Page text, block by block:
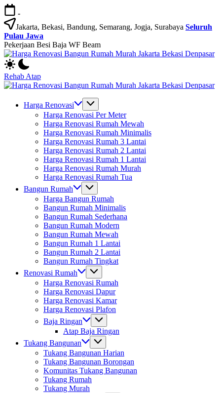
Skip
to
content
-
Jakarta, Bekasi, Bandung, Semarang, Jogja, Surabaya Seluruh
Pulau Jawa
Pekerjaan Besi Baja WF Beam
Jasa
Bangun
Rumah
dan
Rumah
Rehab Atap
Bangun
Rumah
Harga Renovasi
Harga Renovasi Per Meter
Harga Renovasi Rumah Mewah
Harga Renovasi Rumah Minimalis
Harga Renovasi Rumah 3 Lantai
Harga Renovasi Rumah 2 Lantai
Harga Renovasi Rumah 1 Lantai
Harga Renovasi Rumah Murah
Harga Renovasi Rumah Tua
Bangun Rumah
Harga Bangun Rumah
Bangun Rumah Minimalis
Bangun Rumah Sederhana
Bangun Rumah Modern
Bangun Rumah Mewah
Bangun Rumah 1 Lantai
Bangun Rumah 2 Lantai
Bangun Rumah Tingkat
Renovasi Rumah
Harga Renovasi Rumah
Harga Renovasi Dapur
Harga Renovasi Kamar
Harga Renovasi Plafon
Baja Ringan
Atap Baja Ringan
Tukang Bangunan
Tukang Bangunan Harian
Tukang Bangunan Borongan
Komunitas Tukang Bangunan
Tukang Rumah
Tukang Murah